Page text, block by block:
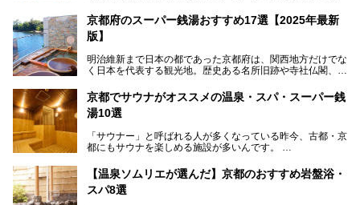
ます。今回案内するのは西地区に今も残る2軒の銭湯「日の
出湯」と「若の湯」。いずれも国の登録有形文化財に指定さ
れた歴史ある建物でありながら、今も現役のお風呂屋さんで
漁師町や商店街で働く人々を支えてきたこの2軒の銭湯とと
ます。
───
この記事は京都府舞鶴市のPR記事です。
京都府のスーパー銭湯おすすめ17選【2025年最新
版】
明治維新まで日本の都であった京都府は、関西地方だけでな
く日本を代表する観光地。歴史ある名所旧跡や寺社仏閣、そ
今回は、そんな京都府で2025年現在おすすめのスーパー銭
湯を紹介します。
部でレジャー気分を満喫できる温泉施設まで、好みのスーパ
ー銭湯を探してみてくださいね。
京都でサウナがオススメの温泉・スパ・スーパー銭
湯10選
「サウナー」と呼ばれる人が多くなっている昨今、古都・京
都にもサウナを楽しめる施設が多いんです。
自分の好きなサウナを探すのもいいですが、さまざまなサウ
ナを体感してみたいですよね。
【温泉ソムリエが選んだ】京都のおすすめ岩盤浴・
スパ8選